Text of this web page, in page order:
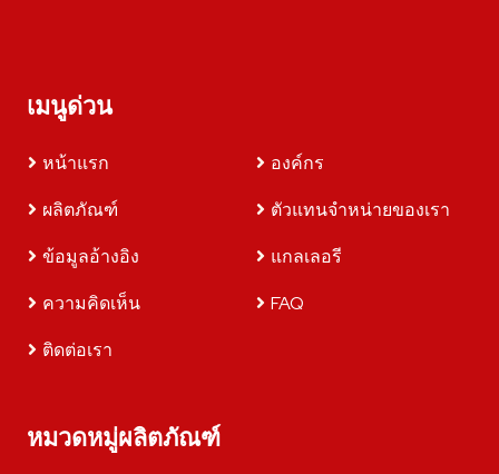
เมนูด่วน
หน้าแรก
องค์กร
ผลิตภัณฑ์
ตัวแทนจำหน่ายของเรา
ข้อมูลอ้างอิง
แกลเลอรี
ความคิดเห็น
FAQ
ติดต่อเรา
หมวดหมู่ผลิตภัณฑ์